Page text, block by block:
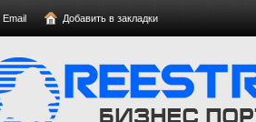
Email Добавить в закладки